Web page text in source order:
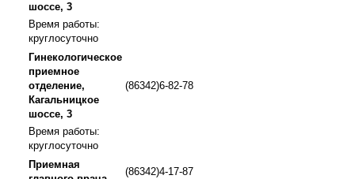
шоссе, 3
Время работы:
круглосуточно
Гинекологическое
приемное
отделение,
Кагальницкое
шоссе, 3
(86342)6-82-78
Время работы:
круглосуточно
Приемная
(86342)4-17-87